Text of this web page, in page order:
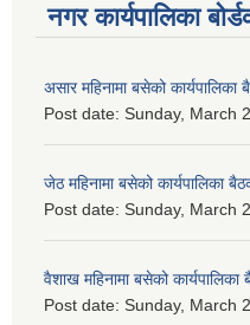
नगर कार्यपालिका
असार महिनामा बसेको कार्यपालिका
Post date: Sunday, March
जेठ महिनामा बसेको कार्यपालिका
Post date: Sunday, March
वैशाख महिनामा बसेको कार्यपालिका
Post date: Sunday, March